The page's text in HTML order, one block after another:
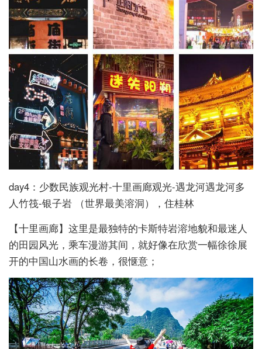
day4：少数民族观光村-十里画廊观光-遇龙河遇龙河多
人竹筏-银子岩 （世界最美溶洞），住桂林
【十里画廊】这里是最独特的卡斯特岩溶地貌和最迷人
的田园风光，乘车漫游其间，就好像在欣赏一幅徐徐展
开的中国山水画的长卷，很惬意；